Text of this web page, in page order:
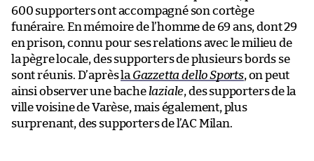
600 supporters ont accompagné son cortège
funéraire. En mémoire de l’homme de 69 ans, dont 29
en prison, connu pour ses relations avec le milieu de
la pègre locale, des supporters de plusieurs bords se
sont réunis. D’aprèsla Gazzetta dello Sports, on peut
ainsi observer une bache laziale, des supporters de la
ville voisine de Varèse, mais également, plus
surprenant, des supporters de l’AC Milan.